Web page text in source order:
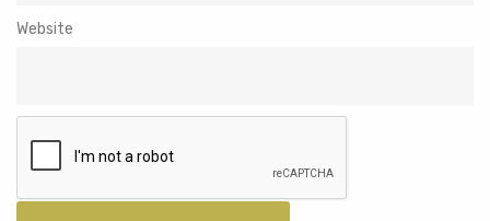
Website